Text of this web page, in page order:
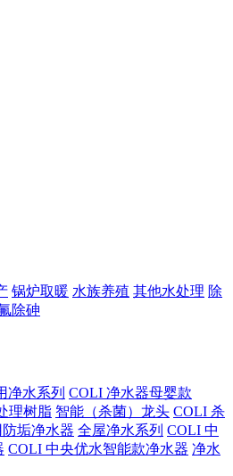
锅炉取暖 水族养殖 其他水处理 除
除砷
净水系列 COLI 净水器母婴款
理树脂 智能（杀菌）龙头 COLI 杀
垢净水器 全屋净水系列 COLI 中
COLI 中央优水智能款净水器 净水